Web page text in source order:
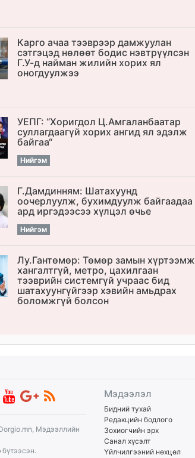
Карго ачаа тээврээр дамжуулан
сэтгэцэд нөлөөт бодис нэвтрүүлсэн
Г.У-д найман жилийн хорих ял
оногдуулжээ
УЕПГ: “Хоригдол Ц.Амгаланбаатар
cуллагдаагүй хорих ангид ял эдэлж
байгаа“
Нийгэм
Г.Дамдинням: Шатахуунд
оочерлуулж, бухимдуулж байгаадаа
ард иргэдээсээ хүлцэл өчье
Нийгэм
Лу.Гантөмөр: Төмөр замын хүртээмж
хангалтгүй, метро, цахилгаан
тээврийн системгүй учраас бид
шатахуунгүйгээр хэвийн амьдрах
боломжгүй болсон
Мэдээллийн
бүтээсэн.
Мэдээлэл
Бидний тухай
Редакцийн бодлого
Зохиогчийн эрх
Санал хүсэлт
Үйлчилгээний нөхцөл